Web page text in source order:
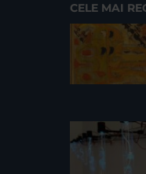
CELE MAI